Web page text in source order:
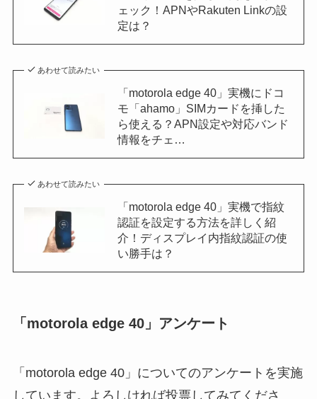
ェック！APNやRakuten Linkの設
定は？
あわせて読みたい
「motorola edge 40」実機にドコ
モ「ahamo」SIMカードを挿した
ら使える？APN設定や対応バンド
情報をチェ…
あわせて読みたい
「motorola edge 40」実機で指紋
認証を設定する方法を詳しく紹
介！ディスプレイ内指紋認証の使
い勝手は？
「motorola edge 40」アンケート
「motorola edge 40」についてのアンケートを実施
しています。よろしければ投票してみてくださ